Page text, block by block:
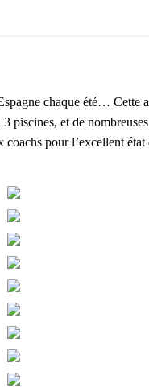
chaque été…
piscines, et de
pour l’excellent